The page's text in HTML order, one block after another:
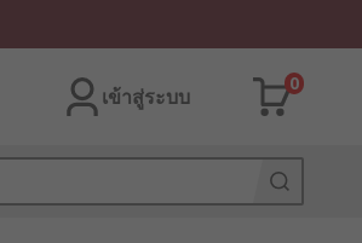
เข้าสู่ระบบ
0